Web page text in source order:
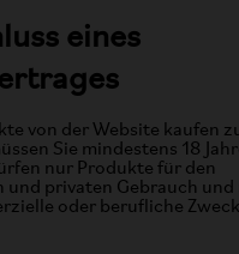
eines
von der Website kaufen
Sie mindestens 18
nur Produkte für den
und privaten Gebrauch
oder berufliche